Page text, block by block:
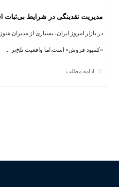
مدیریت نقدینگی در شرایط بی‌ثبات
در بازار امروز ایران، بسیاری از مدیران
«کمبود فروش» است.اما واقعیت تلخ‌تر ...
ادامه مطلب